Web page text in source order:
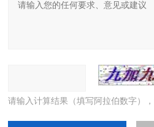
请输入计算结果（填写阿拉伯数字）